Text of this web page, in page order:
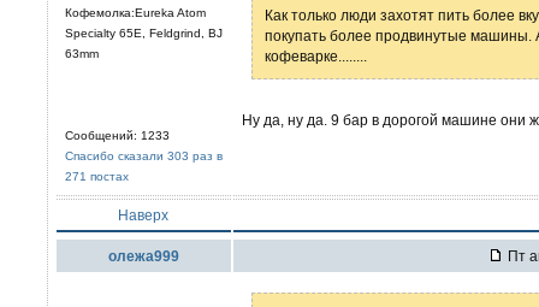
Кофемолка:Eureka Atom
Specialty 65E, Feldgrind, BJ
63mm
Сообщений: 1233
Спасибо сказали 303 раз в
271 постах
Как только люди захотят пить более
покупать более продвинутые
кофеварке........
Ну да, ну да. 9 бар в дорогой машине они
Наверх
олежа999 Пт